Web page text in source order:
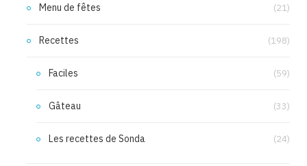
Menu de fêtes (21)
Recettes (198)
Faciles (59)
Gâteau (33)
Les recettes de Sonda (24)